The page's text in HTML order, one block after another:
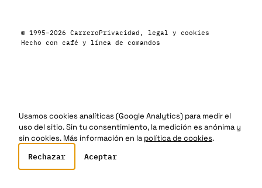
© 1995–2026 CarreroPrivacidad, legal y cookies
Hecho con café y línea de comandos
Usamos cookies analíticas (Google Analytics) para medir el
uso del sitio. Sin tu consentimiento, la medición es anónima y
sin cookies. Más información en lapolítica de cookies.
Rechazar Aceptar